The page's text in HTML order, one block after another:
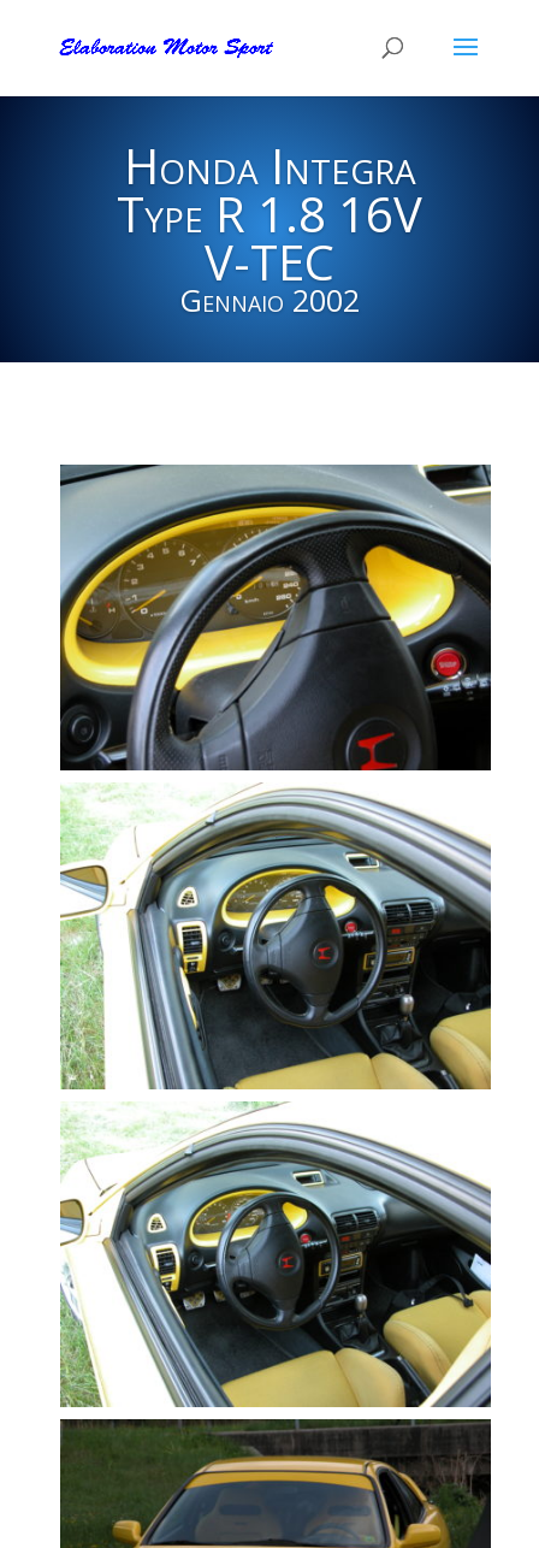
Honda Integra
Type R 1.8 16V
V-TEC
Gennaio 2002